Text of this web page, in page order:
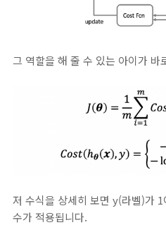
그 역할을 해 줄 수 있는 아이가
저 수식을 상세히 보면 y(라벨)가
수가 적용됩니다.